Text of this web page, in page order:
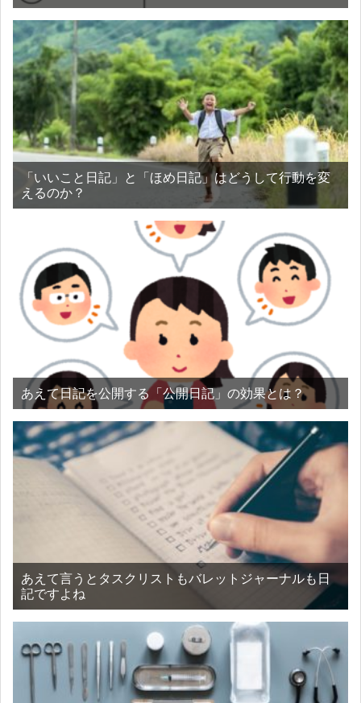
「いいこと日記」と「ほめ日記」はどうして行動を変
えるのか？
あえて日記を公開する「公開日記」の効果とは？
あえて言うとタスクリストもバレットジャーナルも日
記ですよね